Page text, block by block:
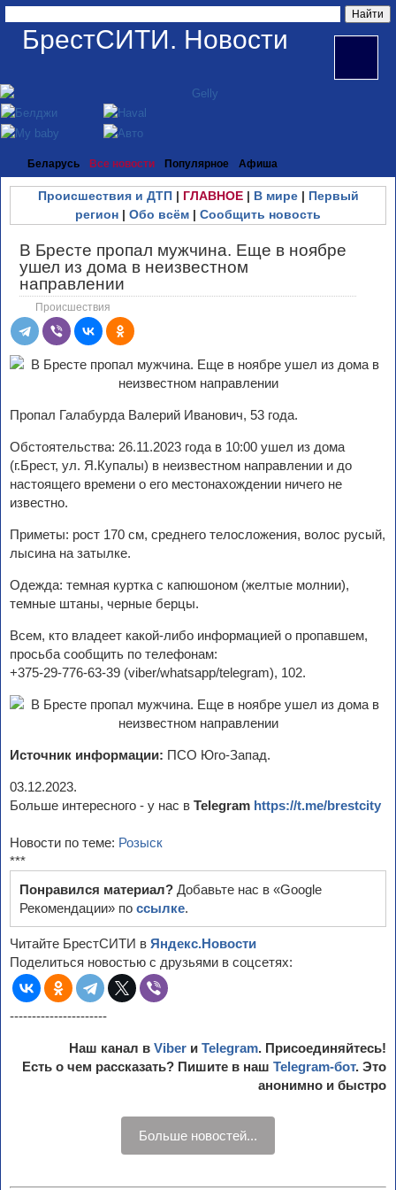
БрестСИТИ. Новости
Беларусь Все новости Популярное Афиша
Происшествия и ДТП| ГЛАВНОЕ| В мире| Первый
регион | Обо всём | Сообщить новость
В Бресте пропал мужчина. Еще в ноябре
ушел из дома в неизвестном
направлении
Происшествия
Пропал Галабурда Валерий Иванович, 53 года.
Обстоятельства: 26.11.2023 года в 10:00 ушел из дома
(г.Брест, ул. Я.Купалы) в неизвестном направлении и до
настоящего времени о его местонахождении ничего не
известно.
Приметы: рост 170 см, среднего телосложения, волос русый,
лысина на затылке.
Одежда: темная куртка с капюшоном (желтые молнии),
темные штаны, черные берцы.
Всем, кто владеет какой-либо информацией о пропавшем,
просьба сообщить по телефонам:
+375-29-776-63-39 (viber/whatsapp/telegram), 102.
Источник информации: ПСО Юго-Запад.
03.12.2023.
Больше интересного - у нас в Telegram https://t.me/brestcity
Новости по теме: Розыск
***
Понравился материал? Добавьте нас в «Google
Рекомендации» по ссылке.
Читайте БрестСИТИ в Яндекс.Новости
Поделиться новостью с друзьями в соцсетях:
----------------------
Наш канал в Viber и Telegram. Присоединяйтесь!
Есть о чем рассказать? Пишите в наш Telegram-бот. Это
анонимно и быстро
Больше новостей...